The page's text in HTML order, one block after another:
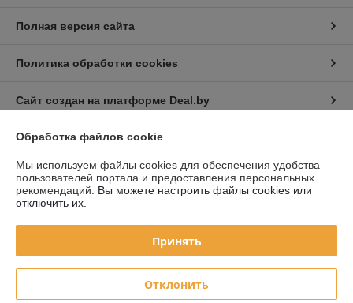
Полная версия сайта
Политика обработки cookies
Сайт создан на платформе Deal.by
Юридическое лицо:Частное торговое унитарное предприятие «Авто
Голден Лайт»
220019 г. Минск, ул. Монтажников, д. 39
Регистрационный номер ЕГР: 192282909
Регистрационный орган: Минский горисполком
Дата регистрации компании: 03.06.2014
Обработка файлов cookie
Мы используем файлы cookies для обеспечения удобства
пользователей портала и предоставления персональных
рекомендаций. Вы можете настроить файлы cookies или
отключить их.
Принять
Отклонить